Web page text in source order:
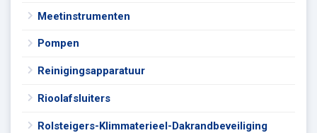
Meetinstrumenten
Pompen
Reinigingsapparatuur
Rioolafsluiters
Rolsteigers-Klimmaterieel-Dakrandbeveiliging